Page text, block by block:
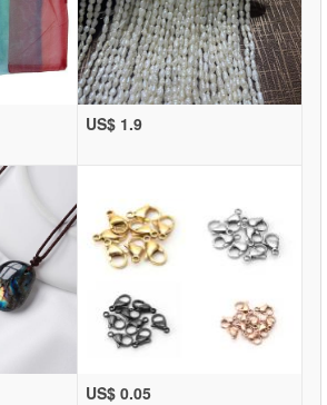
US$ 1.9
US$ 0.05